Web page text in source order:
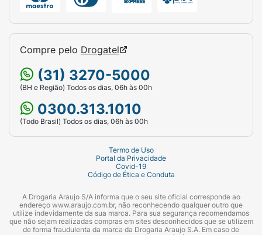
Compre pelo Drogatel
(31) 3270-5000
(BH e Região) Todos os dias, 06h às 00h
0300.313.1010
(Todo Brasil) Todos os dias, 06h às 00h
Termo de Uso
Portal da Privacidade
Covid-19
Código de Ética e Conduta
A Drogaria Araujo S/A informa que o seu site oficial corresponde ao
endereço www.araujo.com.br, não reconhecendo qualquer outro que
utilize indevidamente da sua marca. Para sua segurança recomendamos
que não sejam realizadas compras em sites desconhecidos que se utilizem
de forma fraudulenta da marca da Drogaria Araujo S.A. Em caso de